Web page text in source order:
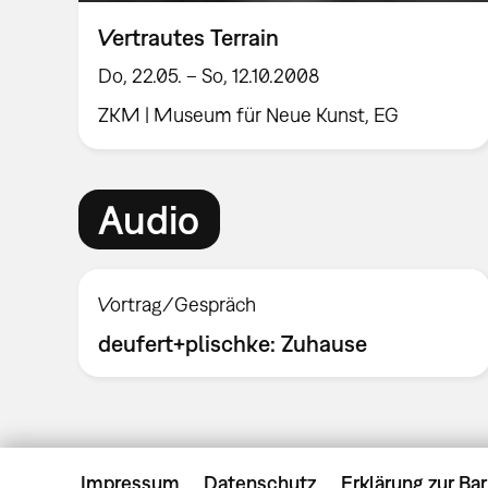
Vertrautes Terrain
Do, 22.05. – So, 12.10.2008
ZKM | Museum für Neue Kunst, EG
Audio
Vortrag/Gespräch
deufert+plischke: Zuhause
Impressum Datenschutz Erklärung zur